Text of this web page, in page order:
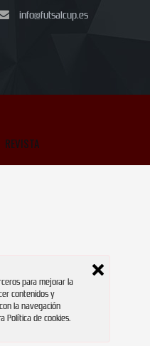
info@futsalcup.es
REVISTA
para mejorar la
contenidos y
la navegación
Política de cookies.